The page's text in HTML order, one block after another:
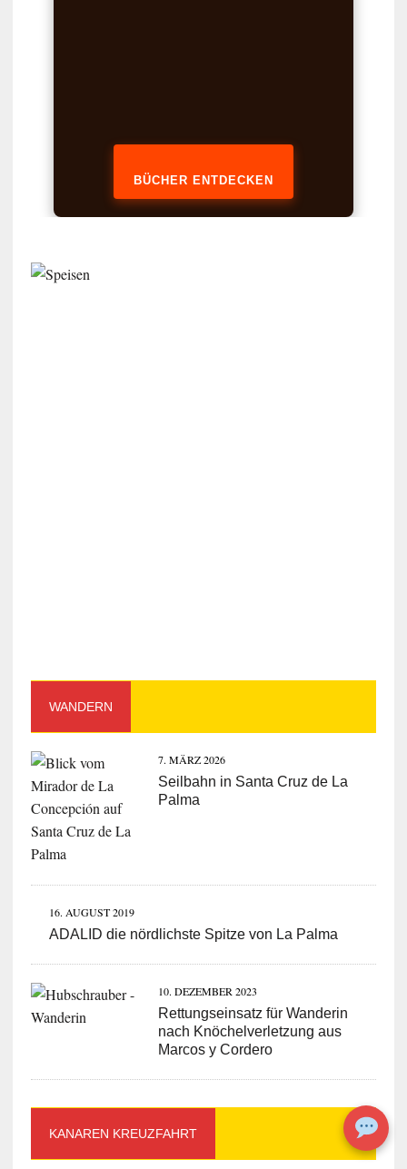
BÜCHER ENTDECKEN
WANDERN
7. MÄRZ 2026
Seilbahn in Santa Cruz de La
Palma
16. AUGUST 2019
ADALID die nördlichste Spitze von La Palma
10. DEZEMBER 2023
Rettungseinsatz für Wanderin
nach Knöchelverletzung aus
Marcos y Cordero
KANAREN KREUZFAHRT